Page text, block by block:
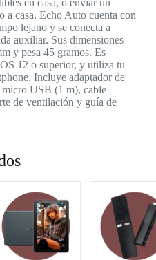
en casa, o enviar un
a casa. Echo Auto cuenta con
lejano y se conecta a
auxiliar. Sus dimensiones
y pesa 45 gramos. Es
12 o superior, y utiliza tu
Incluye adaptador de
USB (1 m), cable
de ventilación y guía de